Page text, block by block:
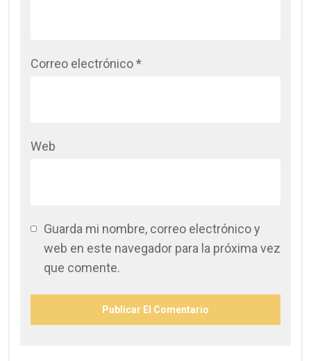
Correo electrónico*
Web
Guarda mi nombre, correo electrónico y
web en este navegador para la próxima vez
que comente.